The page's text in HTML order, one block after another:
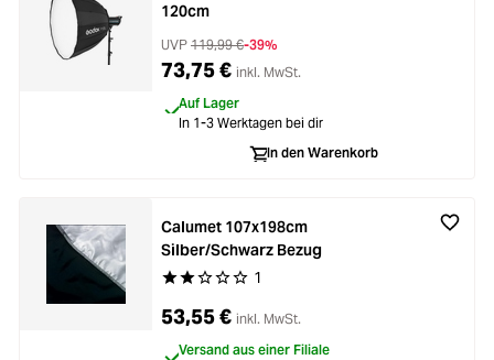
120cm
UVP 119,99 €-39%
73,75 € inkl. MwSt.
Auf Lager
In 1-3 Werktagen bei dir
In den Warenkorb
Durchschnittliche Bewertung von 2 von 5
1
Calumet 107x198cm
Silber/Schwarz Bezug
53,55 € inkl. MwSt.
Versand aus einer Filiale